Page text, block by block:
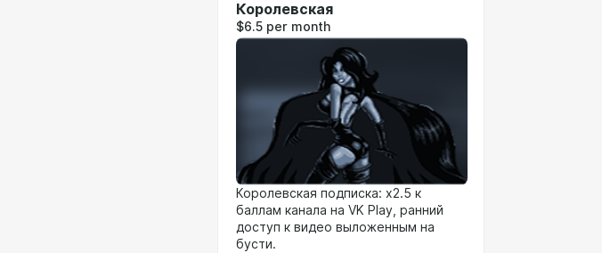
Королевская
$6.5 per month
Королевская подписка: x2.5 к
баллам канала на VK Play, ранний
доступ к видео выложенным на
бусти.